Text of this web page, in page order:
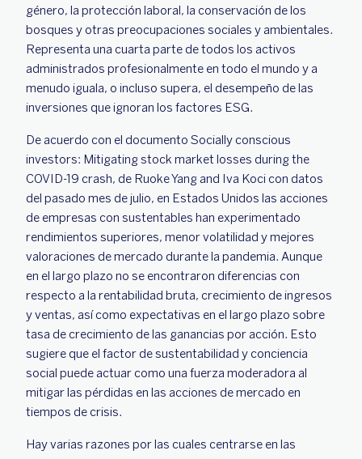
género, la protección laboral, la conservación de los
bosques y otras preocupaciones sociales y ambientales.
Representa una cuarta parte de todos los activos
administrados profesionalmente en todo el mundo y a
menudo iguala, o incluso supera, el desempeño de las
inversiones que ignoran los factores ESG.
De acuerdo con el documento Socially conscious
investors: Mitigating stock market losses during the
COVID-19 crash, de Ruoke Yang and Iva Koci con datos
del pasado mes de julio, en Estados Unidos las acciones
de empresas con sustentables han experimentado
rendimientos superiores, menor volatilidad y mejores
valoraciones de mercado durante la pandemia. Aunque
en el largo plazo no se encontraron diferencias con
respecto a la rentabilidad bruta, crecimiento de ingresos
y ventas, así como expectativas en el largo plazo sobre
tasa de crecimiento de las ganancias por acción. Esto
sugiere que el factor de sustentabilidad y conciencia
social puede actuar como una fuerza moderadora al
mitigar las pérdidas en las acciones de mercado en
tiempos de crisis.
Hay varias razones por las cuales centrarse en las